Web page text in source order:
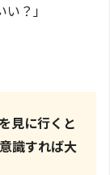
？」
見に行くと
識すれば大